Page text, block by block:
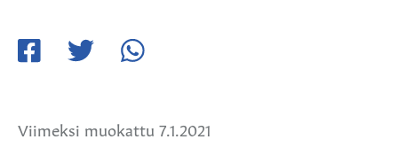
Viimeksi muokattu 7.1.2021